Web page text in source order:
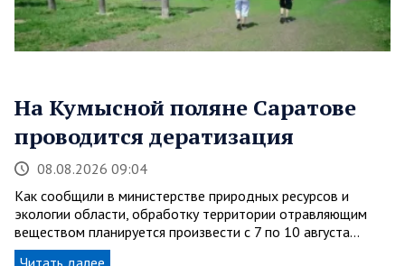
На Кумысной поляне Саратове
проводится дератизация
08.08.2026 09:04
Как сообщили в министерстве природных ресурсов и
экологии области, обработку территории отравляющим
веществом планируется произвести с 7 по 10 августа…